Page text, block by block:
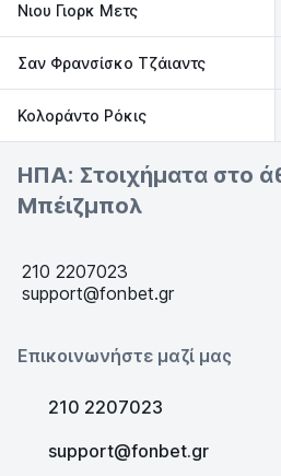
Νιου Γιορκ Μετς
Σαν Φρανσίσκο Τζάιαντς
Κολοράντο Ρόκις
ΗΠΑ: Στοιχήματα στο
Μπέιζμπολ
210 2207023
support@fonbet.gr
Επικοινωνήστε μαζί μας
210 2207023
support@fonbet.gr